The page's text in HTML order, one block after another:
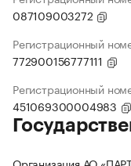
087109003272
Регистрационный
772900156777111
Регистрационный
451069300004983